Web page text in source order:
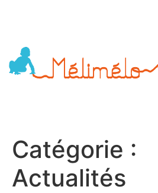
Catégorie :
Actualités